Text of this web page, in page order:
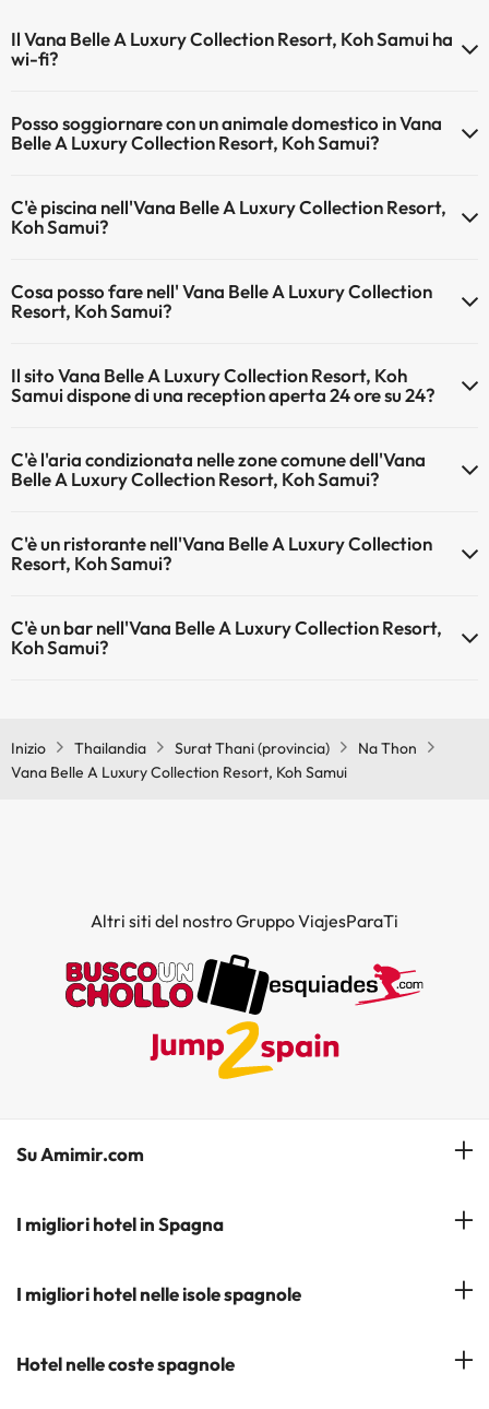
Il Vana Belle A Luxury Collection Resort, Koh Samui ha
wi-fi?
Posso soggiornare con un animale domestico in Vana
Belle A Luxury Collection Resort, Koh Samui?
Resort, Koh Samui.
C'è piscina nell'Vana Belle A Luxury Collection Resort,
Koh Samui?
Qui potete trovare maggiori informazioni sulla piscina e sulle altri
installazioni.
Piscina all'aperto (tutta la stagione)
Cosa posso fare nell' Vana Belle A Luxury Collection
Resort, Koh Samui?
attività (alcune possono essere a pagamento):
Il sito Vana Belle A Luxury Collection Resort, Koh
Samui dispone di una reception aperta 24 ore su 24?
reception aperta 24 ore su 24
C'è l'aria condizionata nelle zone comune dell'Vana
Belle A Luxury Collection Resort, Koh Samui?
condizionata nelle aree comuni.
C'è un ristorante nell'Vana Belle A Luxury Collection
Resort, Koh Samui?
ristorante.
C'è un bar nell'Vana Belle A Luxury Collection Resort,
Koh Samui?
Inizio Thailandia Surat Thani (provincia)
Na Thon
Vana Belle A Luxury Collection Resort, Koh Samui
Altri siti del nostro Gruppo ViajesParaTi
Su Amimir.com
Il Nostro Team
Iscrivetevi alla nostra newsletter
I migliori hotel in Spagna
Hotel a Salou
Hotel a Cádiz
I migliori hotel nelle isole spagnole
Hotel a Tenerife
Hotel nelle coste spagnole